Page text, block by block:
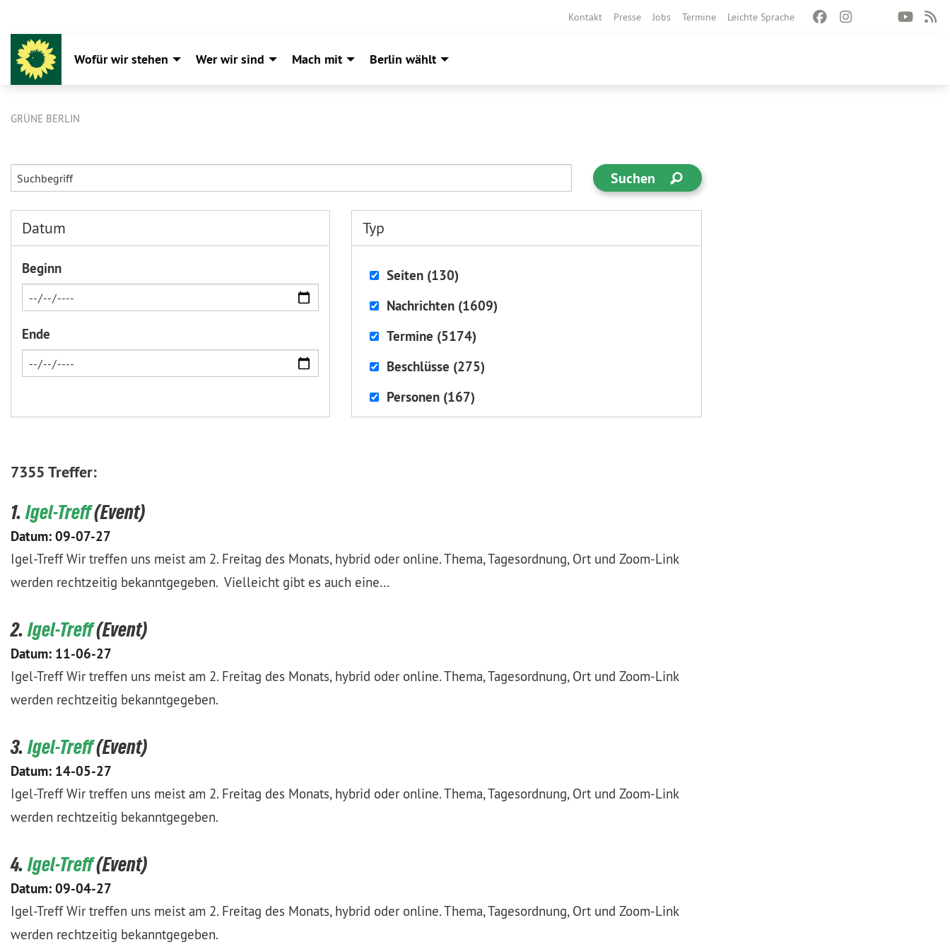
Kontakt Presse Jobs Termine Leichte Sprache
Wofür wir stehen Wer wir sind Mach mit Berlin wählt
GRÜNE BERLIN
Datum
Beginn
Ende
Typ
Seiten (130)
Nachrichten (1609)
Termine (5174)
Beschlüsse (275)
Personen (167)
7355 Treffer:
1. Igel-Treff
Datum: 09-07-27
Igel-Treff Wir treffen uns meist am 2. Freitag des Monats, hybrid oder online. Thema, Tagesordnung, Ort und Zoom-Link
werden rechtzeitig bekanntgegeben. Vielleicht gibt es auch eine…
2. Igel-Treff
Datum: 11-06-27
Igel-Treff Wir treffen uns meist am 2. Freitag des Monats, hybrid oder online. Thema, Tagesordnung, Ort und Zoom-Link
werden rechtzeitig bekanntgegeben.
3. Igel-Treff
Datum: 14-05-27
Igel-Treff Wir treffen uns meist am 2. Freitag des Monats, hybrid oder online. Thema, Tagesordnung, Ort und Zoom-Link
werden rechtzeitig bekanntgegeben.
4. Igel-Treff
Datum: 09-04-27
Igel-Treff Wir treffen uns meist am 2. Freitag des Monats, hybrid oder online. Thema, Tagesordnung, Ort und Zoom-Link
werden rechtzeitig bekanntgegeben.